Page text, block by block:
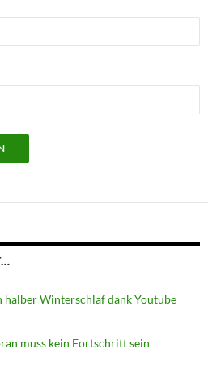
halber Winterschlaf dank Youtube
muss kein Fortschritt sein